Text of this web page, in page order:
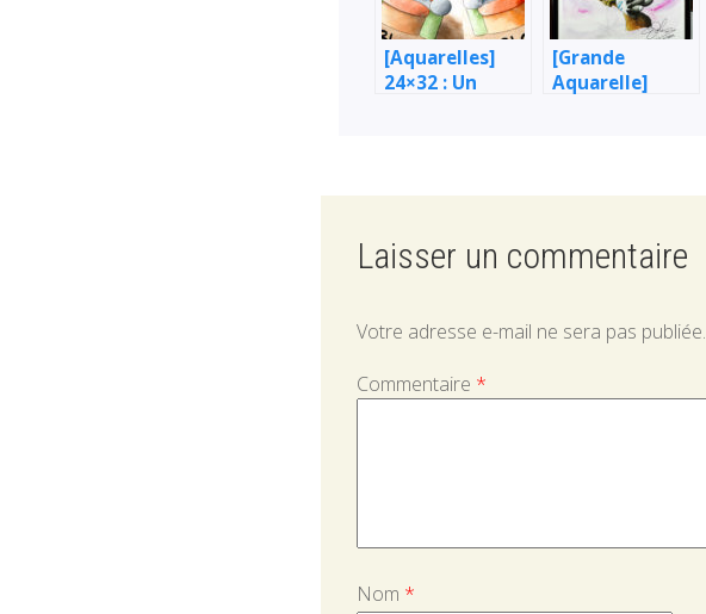
[Aquarelles]
24×32 : Un
[Grande
Aquarelle]
Laisser un commentaire
Votre adresse e-mail ne sera pas publiée.
Commentaire *
Nom *